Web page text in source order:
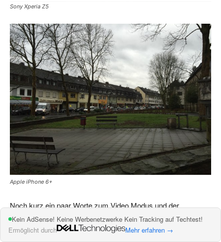
Sony Xperia Z5
Apple iPhone 6+
Noch kurz ein paar Worte zum Video Modus und der
Frontkamera.
Kein AdSense! Keine Werbenetzwerke Kein Tracking auf Techtest!
Ermöglicht durch
Mehr erfahren →